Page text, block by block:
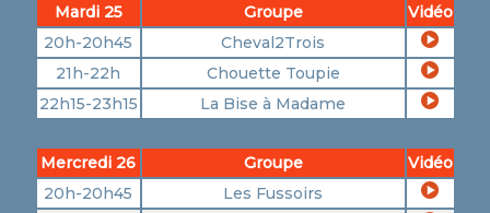
Mardi 25 Groupe
Vidéo
20h-20h45
Cheval2Trois
21h-22h
Chouette Toupie
22h15-23h15
La Bise à Madame
Mercredi 26 Groupe
Vidéo
20h-20h45
Les Fussoirs